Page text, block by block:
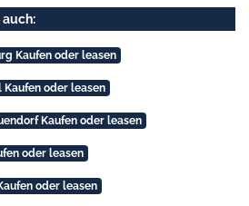
auch:
Kaufen oder leasen
Kaufen oder leasen
Kaufen oder leasen
oder leasen
oder leasen